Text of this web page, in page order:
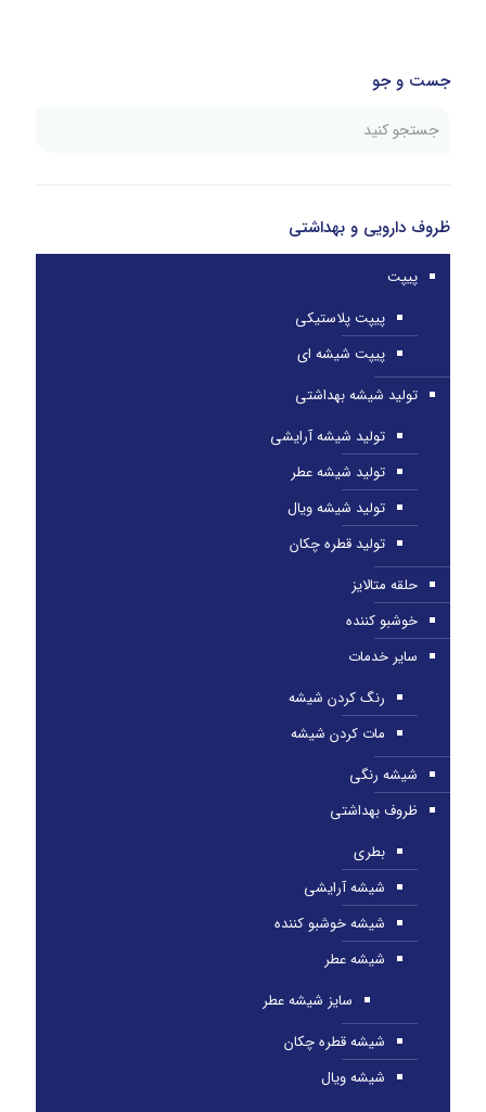
جست و جو
ظروف دارویی و بهداشتی
پیپت
پیپت پلاستیکی
پیپت شیشه ای
تولید شیشه بهداشتی
تولید شیشه آرایشی
تولید شیشه عطر
تولید شیشه ویال
تولید قطره چکان
حلقه متالایز
خوشبو کننده
سایر خدمات
رنگ کردن شیشه
مات کردن شیشه
شیشه رنگی
ظروف بهداشتی
بطری
شیشه آرایشی
شیشه خوشبو کننده
شیشه عطر
سایز شیشه عطر
شیشه قطره چکان
شیشه ویال